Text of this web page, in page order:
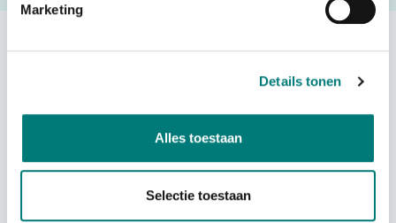
Marketing
Details tonen
Alles toestaan
Selectie toestaan
Others also viewed:
WBH battery contact cleaning kit